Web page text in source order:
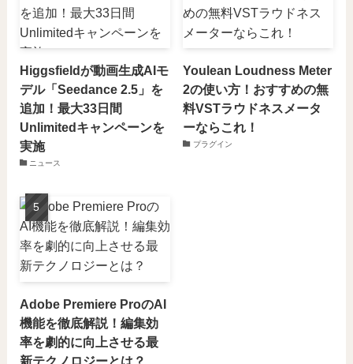
Higgsfieldが動画生成AIモ
デル「Seedance 2.5」を
追加！最大33日間
Unlimitedキャンペーンを
実施
ニュース
Youlean Loudness Meter
2の使い方！おすすめの無
料VSTラウドネスメータ
ーならこれ！
プラグイン
Adobe Premiere ProのAI
機能を徹底解説！編集効
率を劇的に向上させる最
新テクノロジーとは？